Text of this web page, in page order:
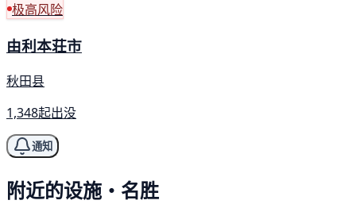
极高风险
由利本荘市
秋田县
1,348起出没
通知
附近的设施・名胜